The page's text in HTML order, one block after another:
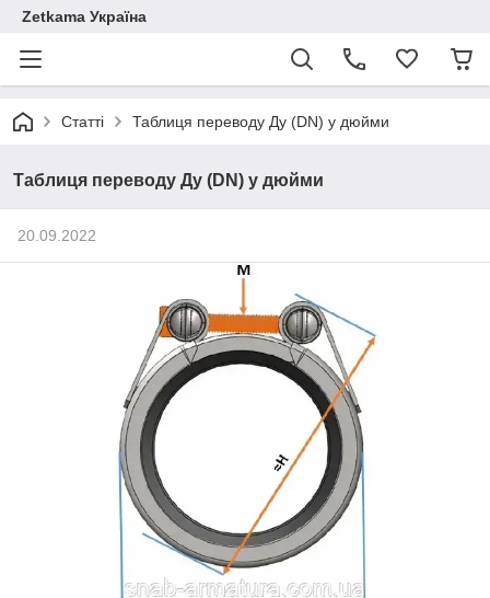
Zetkama Україна
Статті Таблиця переводу Ду (DN) у дюйми
Таблиця переводу Ду (DN) у дюйми
20.09.2022